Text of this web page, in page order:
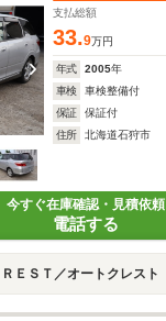
支払総額
33.9万円
年式 2005年
車検
車検整備付
保証
保証付
住所
北海道石狩市
今すぐ在庫確認・見積依頼
電話する
ＥＳＴ／オートクレスト